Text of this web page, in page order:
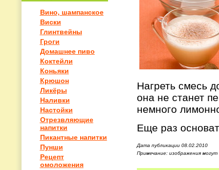
Вино, шампанское
Виски
Глинтвейны
Гроги
Домашнее пиво
Коктейли
Коньяки
Крюшон
Ликёры
Наливки
Настойки
Отрезвляющие
напитки
Пикантные напитки
Пунши
Рецепт
омоложения
Нагреть смесь
она не станет
немного
Еще раз
Дата публикации 08.02.2010
Примечание: изображения